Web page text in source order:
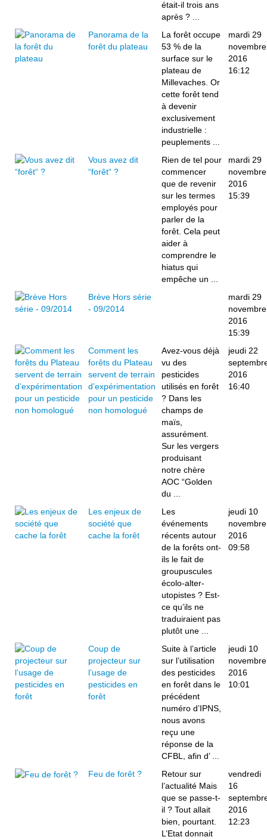
était-il trois ans
après ? ...
Panorama de la
forêt du plateau
La forêt occupe
53 % de la
surface sur le
plateau de
Millevaches. Or
cette forêt tend
à devenir
exclusivement
industrielle :
peuplements ...
mardi 29
novembre
2016
16:12
Vous avez dit
“forêt“ ?
Rien de tel pour
commencer
que de revenir
sur les termes
employés pour
parler de la
forêt. Cela peut
aider à
comprendre le
hiatus qui
empêche un ...
mardi 29
novembre
2016
15:39
Brève Hors série
- 09/2014
mardi 29
novembre
2016
15:39
Comment les
forêts du Plateau
servent de terrain
d’expérimentation
pour un pesticide
non homologué
Avez-vous déjà
vu des
pesticides
utilisés en forêt
? Dans les
champs de
maïs,
assurément.
Sur les vergers
produisant
notre chère
AOC “Golden
du ...
jeudi 22
2016
16:40
Les enjeux de
société que
cache la forêt
Les
événements
récents autour
de la forêts ont-
ils le fait de
groupuscules
écolo-alter-
utopistes ? Est-
ce qu’ils ne
traduiraient pas
plutôt une ...
jeudi 10
novembre
2016
09:58
Coup de
projecteur sur
l’usage de
pesticides en
forêt
Suite à l’article
sur l’utilisation
des pesticides
en forêt dans le
précédent
numéro d’IPNS,
nous avons
reçu une
réponse de la
CFBL, afin d’ ...
jeudi 10
novembre
2016
10:01
Feu de forêt ?
Retour sur
l’actualité Mais
que se passe-t-
il ? Tout allait
bien, pourtant.
L’Etat donnait
vendredi
16
2016
12:23